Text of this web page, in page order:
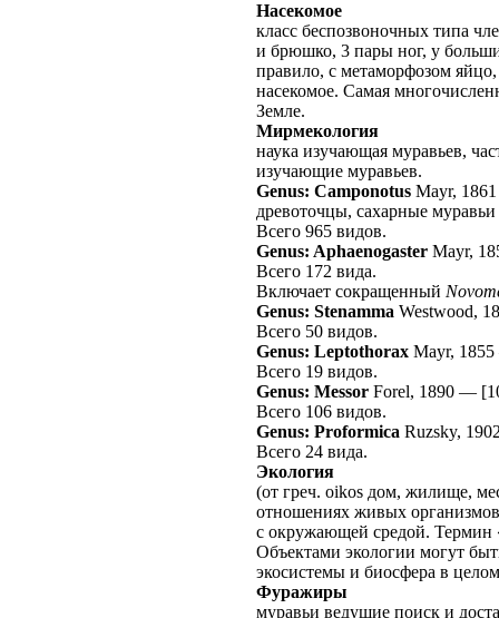
Насекомое
класс беспозвоночных типа
и брюшко, 3 пары ног, у
правило, с метаморфозом
насекомое. Самая
Земле.
Мирмекология
наука изучающая муравьев,
изучающие муравьев.
Genus: Camponotus Mayr, 1861
древоточцы, сахарные муравьи
Всего 965 видов.
Genus: Aphaenogaster Mayr,
Всего 172 вида.
Включает сокращенный
Genus: Stenamma Westwood,
Всего 50 видов.
Genus: Leptothorax Mayr, 1855
Всего 19 видов.
Genus: Messor Forel, 1890 —
Всего 106 видов.
Genus: Proformica Ruzsky,
Всего 24 вида.
Экология
(от греч. oikos дом, жилище,
отношениях живых
с окружающей средой. Термин
Объектами экологии могут
экосистемы и биосфера в
Фуражиры
муравьи ведущие поиск и